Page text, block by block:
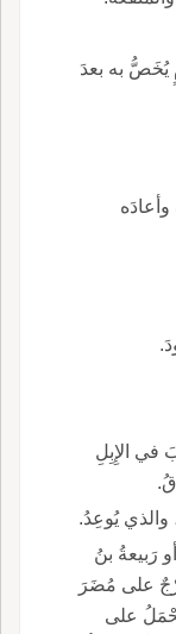
يُخَصُّ به بعدَ
في الإِبِلِ
والذي يُوعِدُ.
رَبيعةُ بنُ
على مُضَرَ
على